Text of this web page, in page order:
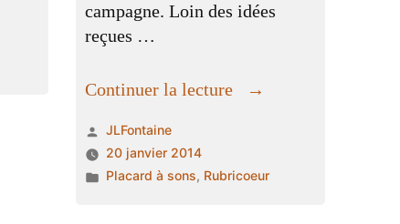
campagne. Loin des idées
reçues …
Continuer la lecture
« La
Publié
par
JLFontaine
20 janvier 2014
Publié
Placard à sons, Rubricoeur